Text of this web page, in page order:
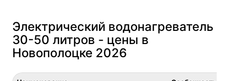
Электрический водонагреватель
30-50 литров - цены в
Новополоцке 2026